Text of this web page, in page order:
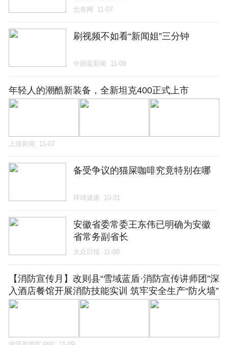
北青网 11-07
刷视频不如看“新闻姐”三分钟
中国蓝新闻 11-09
年轻人的潮酷新装备，全新坦克400正式上市
上游新闻 11-07
备受争议的猫屎咖啡究竟特别在哪
环球健康 10-31
安徽省委常委王东伟已明确为安徽
省常务副省长
大众日报 11-09
【消防宣传月】改则县“雪域蓝盾·消防宣传讲师团”深
入酒店餐馆开展消防技能实训 筑牢安全生产“防火墙”